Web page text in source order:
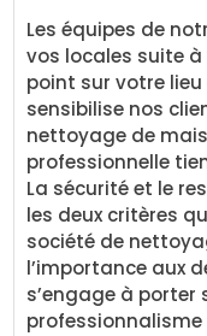
Les équipes de
vos locales suite
point sur votre
sensibilise nos
nettoyage de
professionnelle
La sécurité et le
les deux critères
société de
l’importance aux
s’engage à porter